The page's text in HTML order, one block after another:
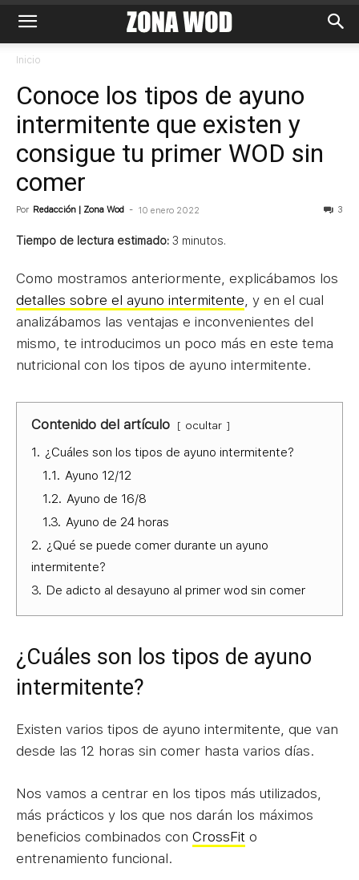
Inicio
Conoce los tipos de ayuno
intermitente que existen y
consigue tu primer WOD sin
comer
Por Redacción | Zona Wod - 10 enero 2022 3
Tiempo de lectura estimado: 3 minutos.
Como mostramos anteriormente, explicábamos los
detalles sobre el ayuno intermitente, y en el cual
analizábamos las ventajas e inconvenientes del
mismo, te introducimos un poco más en este tema
nutricional con los tipos de ayuno intermitente.
Contenido del artículo ocultar
1. ¿Cuáles son los tipos de ayuno intermitente?
1.1. Ayuno 12/12
1.2. Ayuno de 16/8
1.3. Ayuno de 24 horas
2. ¿Qué se puede comer durante un ayuno
intermitente?
3. De adicto al desayuno al primer wod sin comer
¿Cuáles son los tipos de ayuno
intermitente?
Existen varios tipos de ayuno intermitente, que van
desde las 12 horas sin comer hasta varios días.
Nos vamos a centrar en los tipos más utilizados,
más prácticos y los que nos darán los máximos
beneficios combinados con CrossFit o
entrenamiento funcional.